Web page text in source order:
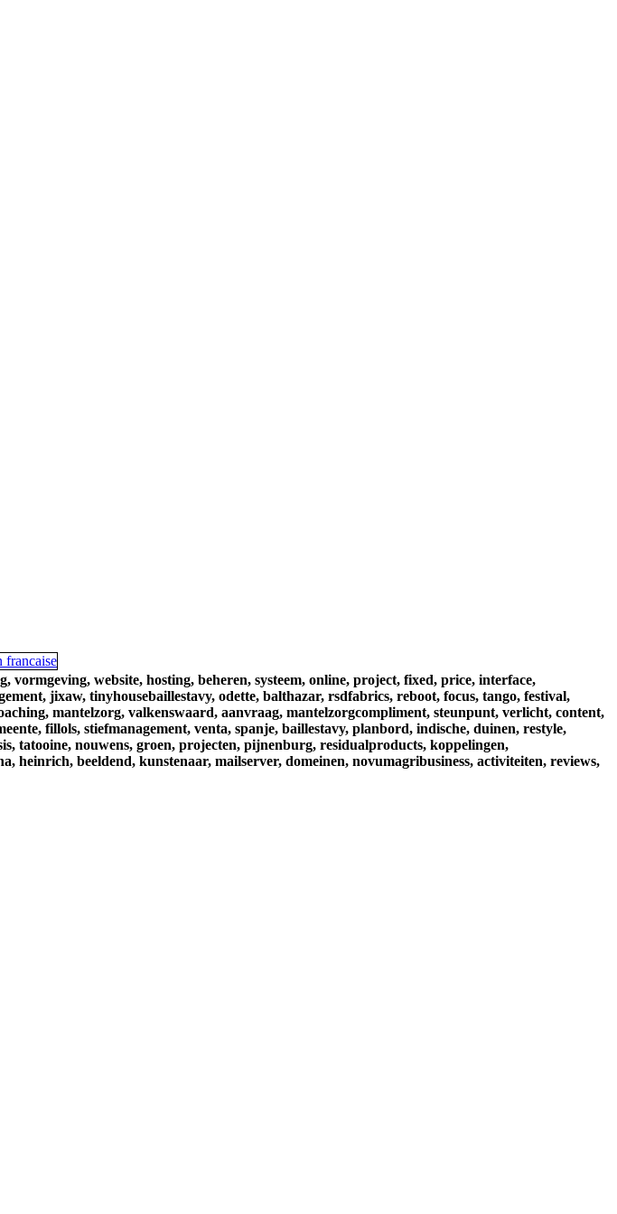
vormgeving, website, hosting, beheren, systeem, online, project, fixed, price, interface,
jixaw, tinyhousebaillestavy, odette, balthazar, rsdfabrics, reboot, focus, tango, festival,
mantelzorg, valkenswaard, aanvraag, mantelzorgcompliment, steunpunt, verlicht, content,
fillols, stiefmanagement, venta, spanje, baillestavy, planbord, indische, duinen, restyle,
tatooine, nouwens, groen, projecten, pijnenburg, residualproducts, koppelingen,
heinrich, beeldend, kunstenaar, mailserver, domeinen, novumagribusiness, activiteiten, reviews,